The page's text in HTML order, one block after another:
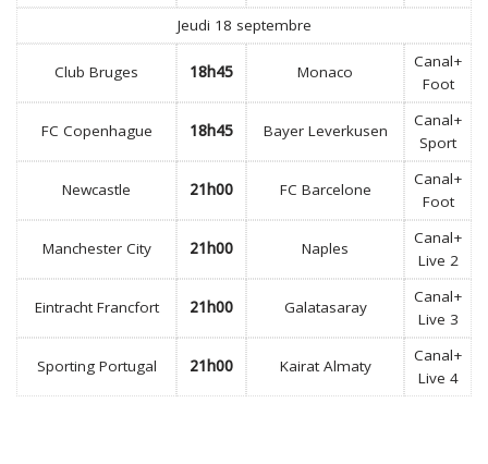
Jeudi 18 septembre
Club Bruges 18h45 Monaco
Canal+
Foot
FC Copenhague 18h45 Bayer Leverkusen
Canal+
Sport
Newcastle 21h00 FC Barcelone
Canal+
Foot
Manchester City 21h00 Naples
Canal+
Live 2
Eintracht Francfort 21h00 Galatasaray
Canal+
Live 3
Sporting Portugal 21h00 Kairat Almaty
Canal+
Live 4